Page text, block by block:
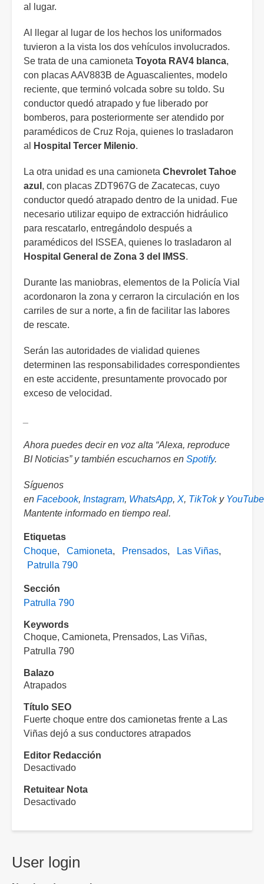
al lugar.
Al llegar al lugar de los hechos los uniformados
tuvieron a la vista los dos vehículos involucrados.
Se trata de una camioneta Toyota RAV4 blanca,
con placas AAV883B de Aguascalientes, modelo
reciente, que terminó volcada sobre su toldo. Su
conductor quedó atrapado y fue liberado por
bomberos, para posteriormente ser atendido por
paramédicos de Cruz Roja, quienes lo trasladaron
al
Hospital Tercer Milenio.
La otra unidad es una camioneta Chevrolet Tahoe
azul , con placas ZDT967G de Zacatecas, cuyo
conductor quedó atrapado dentro de la unidad. Fue
necesario utilizar equipo de extracción hidráulico
para rescatarlo, entregándolo después a
paramédicos del ISSEA, quienes lo trasladaron al
Hospital General de Zona 3 del IMSS.
Durante las maniobras, elementos de la Policía Vial
acordonaron la zona y cerraron la circulación en los
carriles de sur a norte, a fin de facilitar las labores
de rescate.
Serán las autoridades de vialidad quienes
determinen las responsabilidades correspondientes
en este accidente, presuntamente provocado por
exceso de velocidad.
Ahora puedes decir en voz alta “Alexa, reproduce
BI Noticias” y también escucharnos en Spotify.
Síguenos
en Facebook, Instagram, WhatsApp, X, TikToky YouTube
Mantente informado en tiempo real.
Etiquetas
Choque
Camioneta Prensados
Las Viñas
Patrulla 790
Sección
Patrulla 790
Keywords
Choque, Camioneta, Prensados, Las Viñas,
Patrulla 790
Balazo
Atrapados
Título SEO
Fuerte choque entre dos camionetas frente a Las
Viñas dejó a sus conductores atrapados
Editor Redacción
Desactivado
Retuitear Nota
Desactivado
User login